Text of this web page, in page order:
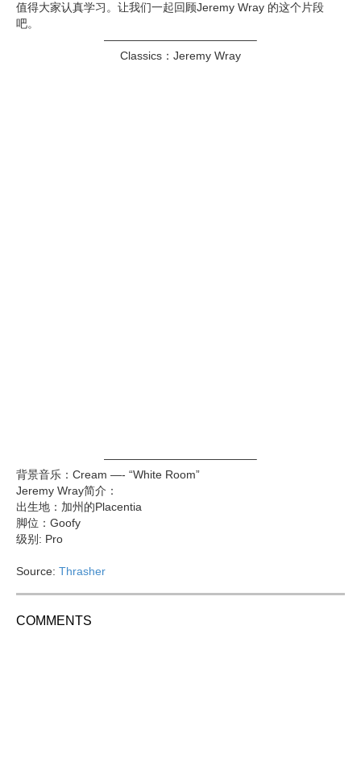
值得大家认真学习。让我们一起回顾Jeremy Wray 的这个片段
吧。
—————————————–
Classics：Jeremy Wray
—————————————–
背景音乐：Cream —- “White Room”
Jeremy Wray简介：
出生地：加州的Placentia
脚位：Goofy
级别: Pro
Source: Thrasher
COMMENTS